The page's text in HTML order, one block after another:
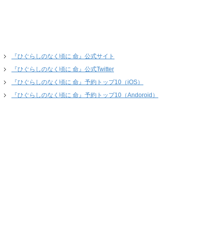
『ひぐらしのなく頃に 命』公式サイト
『ひぐらしのなく頃に 命』公式Twitter
『ひぐらしのなく頃に 命』予約トップ10（iOS）
『ひぐらしのなく頃に 命』予約トップ10（Andoroid）